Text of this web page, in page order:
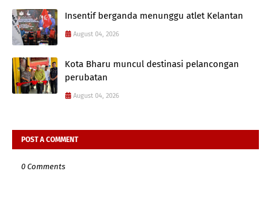
Insentif berganda menunggu atlet Kelantan
August 04, 2026
Kota Bharu muncul destinasi pelancongan
perubatan
August 04, 2026
POST A COMMENT
0 Comments